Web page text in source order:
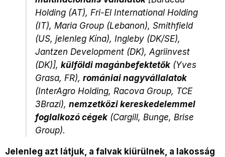
Holding (AT), Fri-El International Holding
(IT), Maria Group (Lebanon), Smithfield
(US, jelenleg Kína), Ingleby (DK/SE),
Jantzen Development (DK), Agriinvest
(DK)], külföldi magánbefektetők (Yves
Grasa, FR), romániai nagyvállalatok
(InterAgro Holding, Racova Group, TCE
3Brazi), nemzetközi kereskedelemmel
foglalkozó cégek (Cargill, Bunge, Brise
Group).
Jelenleg azt látjuk, a falvak kiürülnek, a lakosság